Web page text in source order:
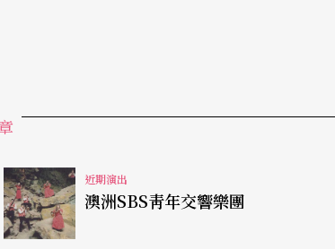
近期演出
澳洲SBS靑年交響樂團